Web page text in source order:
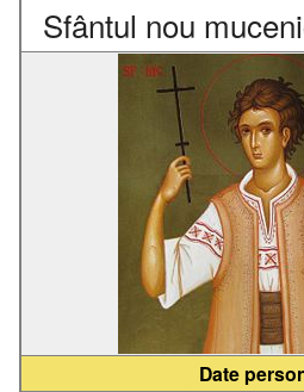
Sfântul nou
Date